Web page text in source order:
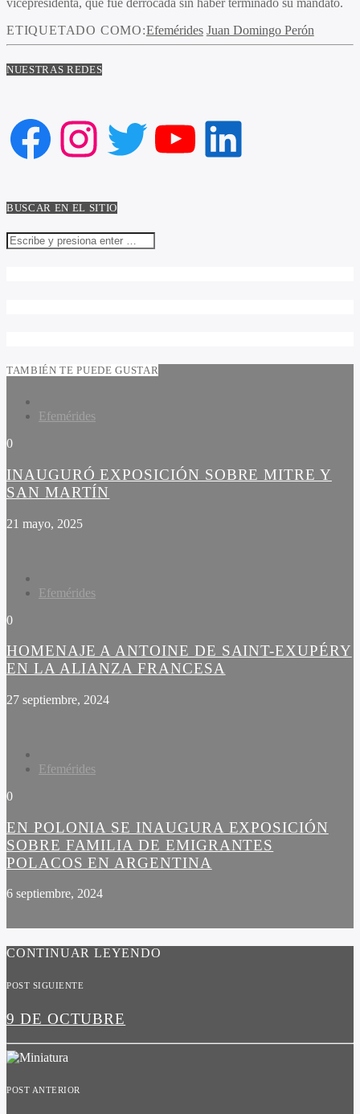
ETIQUETADO COMO:Efemérides Juan Domingo Perón
NUESTRAS REDES
Facebook
Instagram
Twitter
YouTube
LinkedIn
BUSCAR EN EL SITIO
TAMBIÉN TE PUEDE GUSTAR
Efemérides
0
INAUGURÓ EXPOSICIÓN SOBRE MITRE Y
SAN MARTÍN
21 mayo, 2025
Efemérides
0
HOMENAJE A ANTOINE DE SAINT-EXUPÉRY
EN LA ALIANZA FRANCESA
27 septiembre, 2024
Efemérides
0
EN POLONIA SE INAUGURA EXPOSICIÓN
SOBRE FAMILIA DE EMIGRANTES
POLACOS EN ARGENTINA
6 septiembre, 2024
CONTINUAR LEYENDO
POST SIGUIENTE
9 DE OCTUBRE
POST ANTERIOR